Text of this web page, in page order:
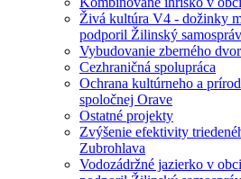
Živá kultúra V4 - dožinky
podporil Žilinský
Vybudovanie zberného
Cezhraničná spolupráca
Ochrana kultúrneho a
spoločnej Orave
Ostatné projekty
Zvýšenie efektivity
Zubrohlava
Vodozádržné jazierko v